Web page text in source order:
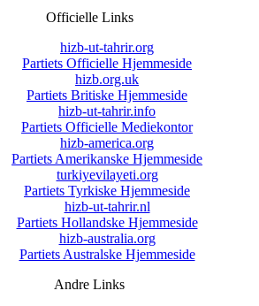
Officielle Links
hizb-ut-tahrir.org
Partiets Officielle Hjemmeside
hizb.org.uk
Partiets Britiske Hjemmeside
hizb-ut-tahrir.info
Partiets Officielle Mediekontor
hizb-america.org
Partiets Amerikanske Hjemmeside
turkiyevilayeti.org
Partiets Tyrkiske Hjemmeside
hizb-ut-tahrir.nl
Partiets Hollandske Hjemmeside
hizb-australia.org
Partiets Australske Hjemmeside
Andre Links